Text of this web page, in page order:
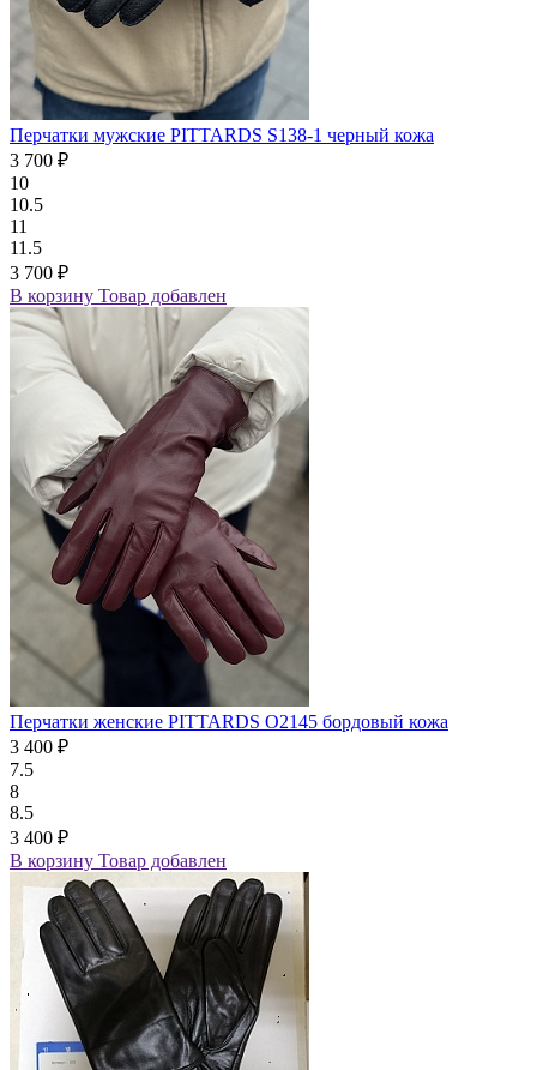
Перчатки мужские PITTARDS S138-1 черный кожа
3 700 ₽
10
10.5
11
11.5
3 700 ₽
В корзину Товар добавлен
Перчатки женские PITTARDS O2145 бордовый кожа
3 400 ₽
7.5
8
8.5
3 400 ₽
В корзину Товар добавлен